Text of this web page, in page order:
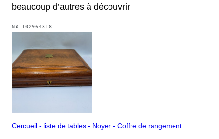
beaucoup d’autres à découvrir
Nº 102964318
Cercueil - liste de tables - Noyer - Coffre de rangement